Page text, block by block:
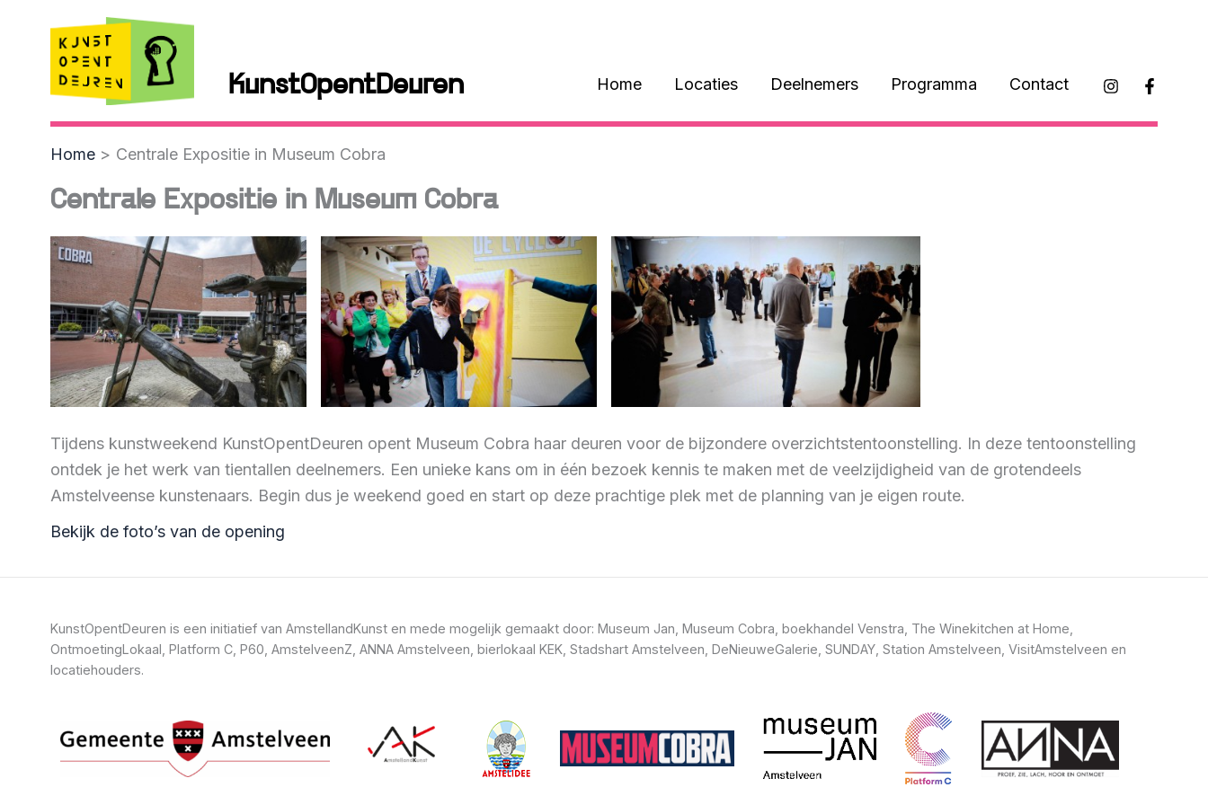
KunstOpentDeuren Home Locaties Deelnemers Programma Contact
Home Centrale Expositie in Museum Cobra
Centrale Expositie in Museum Cobra
Tijdens kunstweekend KunstOpentDeuren opent Museum Cobra haar deuren voor de bijzondere overzichtstentoonstelling. In deze tentoonstelling
ontdek je het werk van tientallen deelnemers. Een unieke kans om in één bezoek kennis te maken met de veelzijdigheid van de grotendeels
Amstelveense kunstenaars. Begin dus je weekend goed en start op deze prachtige plek met de planning van je eigen route.
Bekijk de foto’s van de opening
KunstOpentDeuren is een initiatief van AmstellandKunst en mede mogelijk gemaakt door: Museum Jan, Museum Cobra, boekhandel Venstra, The Winekitchen at Home,
OntmoetingLokaal, Platform C, P60, AmstelveenZ, ANNA Amstelveen, bierlokaal KEK, Stadshart Amstelveen, DeNieuweGalerie, SUNDAY, Station Amstelveen, VisitAmstelveen en
locatiehouders.